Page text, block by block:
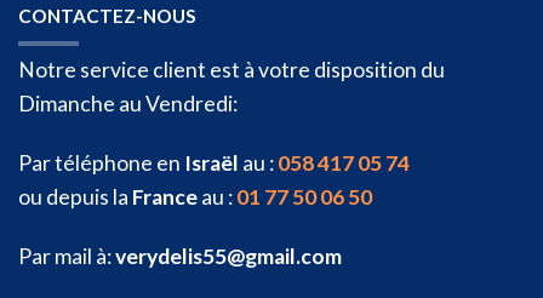
CONTACTEZ-NOUS
Notre service client est à votre disposition du
Dimanche au Vendredi:
Par téléphone en Israël au :058 417 05 74
ou depuis la Franceau :01 77 50 06 50
Par mail à:verydelis55@gmail.com